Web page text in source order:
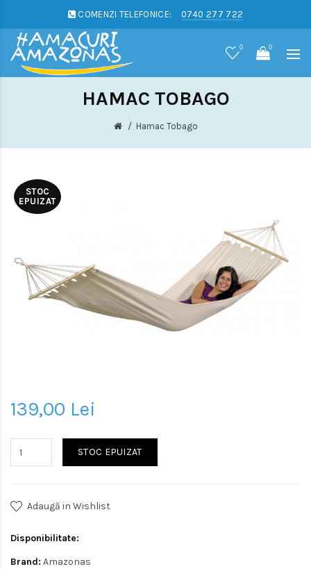
COMENZI TELEFONICE: 0740 277 722
0 0
HAMAC TOBAGO
Hamac Tobago
STOC
EPUIZAT
139,00 Lei
STOC EPUIZAT
Adaugă in Wishlist
Disponibilitate:
Brand: Amazonas